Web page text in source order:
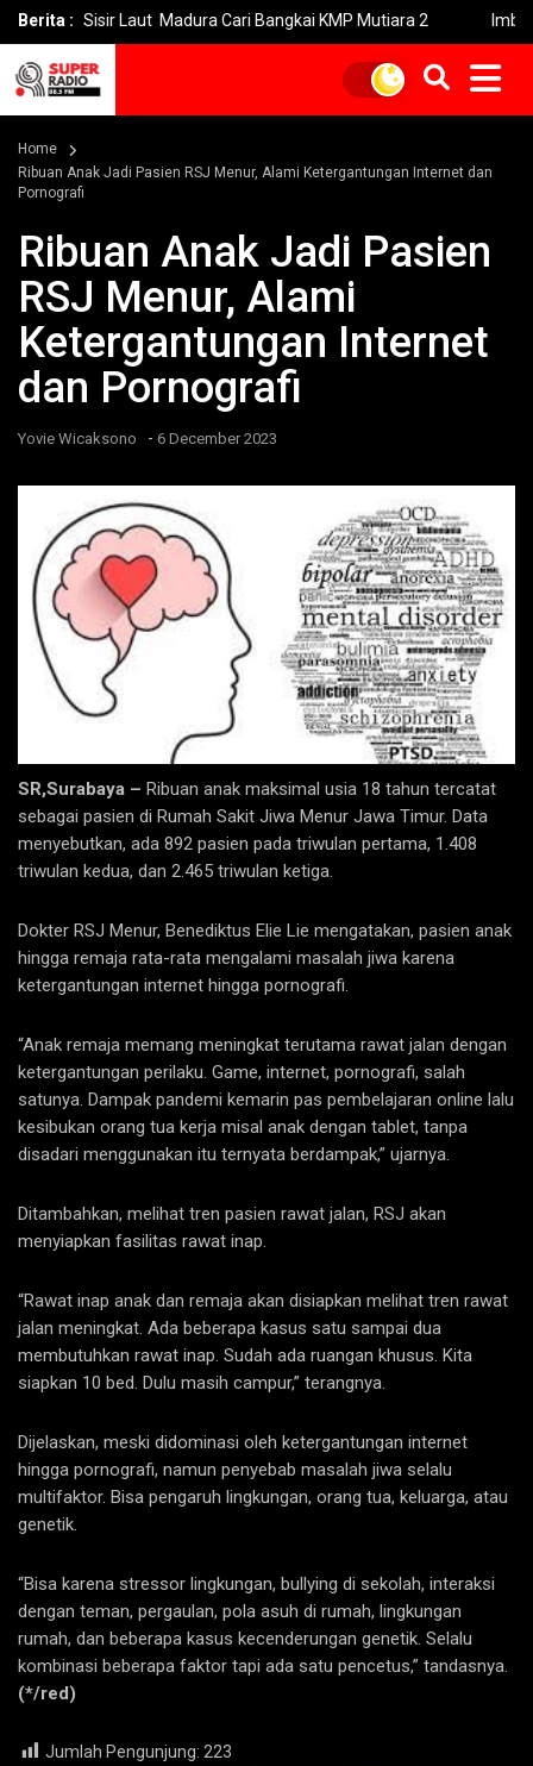
Berita :
Sisir Laut Madura Cari Bangkai KMP Mutiara 2 Imbas
Home
Ribuan Anak Jadi Pasien RSJ Menur, Alami Ketergantungan Internet dan
Pornografi
Ribuan Anak Jadi Pasien
RSJ Menur, Alami
Ketergantungan Internet
dan Pornografi
Yovie Wicaksono - 6 December 2023
SR,Surabaya – Ribuan anak maksimal usia 18 tahun tercatat
sebagai pasien di Rumah Sakit Jiwa Menur Jawa Timur. Data
menyebutkan, ada 892 pasien pada triwulan pertama, 1.408
triwulan kedua, dan 2.465 triwulan ketiga.
Dokter RSJ Menur, Benediktus Elie Lie mengatakan, pasien anak
hingga remaja rata-rata mengalami masalah jiwa karena
ketergantungan internet hingga pornografi.
“Anak remaja memang meningkat terutama rawat jalan dengan
ketergantungan perilaku. Game, internet, pornografi, salah
satunya. Dampak pandemi kemarin pas pembelajaran online lalu
kesibukan orang tua kerja misal anak dengan tablet, tanpa
disadari menggunakan itu ternyata berdampak,” ujarnya.
Ditambahkan, melihat tren pasien rawat jalan, RSJ akan
menyiapkan fasilitas rawat inap.
“Rawat inap anak dan remaja akan disiapkan melihat tren rawat
jalan meningkat. Ada beberapa kasus satu sampai dua
membutuhkan rawat inap. Sudah ada ruangan khusus. Kita
siapkan 10 bed. Dulu masih campur,” terangnya.
Dijelaskan, meski didominasi oleh ketergantungan internet
hingga pornografi, namun penyebab masalah jiwa selalu
multifaktor. Bisa pengaruh lingkungan, orang tua, keluarga, atau
genetik.
“Bisa karena stressor lingkungan, bullying di sekolah, interaksi
dengan teman, pergaulan, pola asuh di rumah, lingkungan
rumah, dan beberapa kasus kecenderungan genetik. Selalu
kombinasi beberapa faktor tapi ada satu pencetus,” tandasnya.
(*/red)
Jumlah Pengunjung: 223